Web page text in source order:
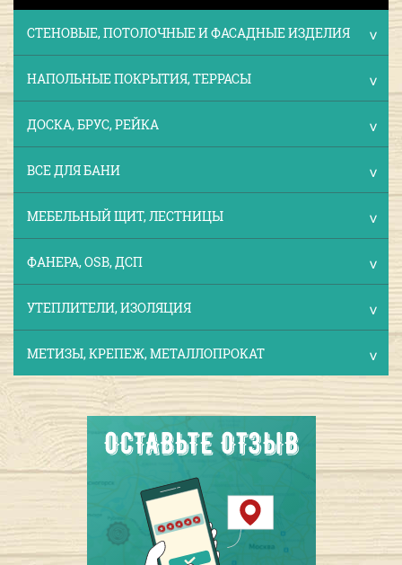
СТЕНОВЫЕ, ПОТОЛОЧНЫЕ И ФАСАДНЫЕ ИЗДЕЛИЯ
НАПОЛЬНЫЕ ПОКРЫТИЯ, ТЕРРАСЫ
ДОСКА, БРУС, РЕЙКА
ВСЕ ДЛЯ БАНИ
МЕБЕЛЬНЫЙ ЩИТ, ЛЕСТНИЦЫ
ФАНЕРА, OSB, ДСП
УТЕПЛИТЕЛИ, ИЗОЛЯЦИЯ
МЕТИЗЫ, КРЕПЕЖ, МЕТАЛЛОПРОКАТ